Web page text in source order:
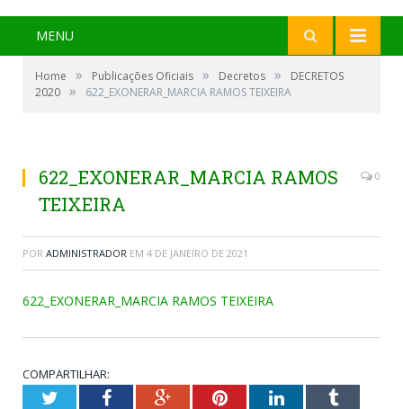
MENU
Home » Publicações Oficiais » Decretos »
DECRETOS
2020 » 622_EXONERAR_MARCIA RAMOS TEIXEIRA
622_EXONERAR_MARCIA RAMOS
TEIXEIRA
0
POR ADMINISTRADOR EM 4 DE JANEIRO DE 2021
622_EXONERAR_MARCIA RAMOS TEIXEIRA
COMPARTILHAR:
TwitterFacebookGoogle+PinterestLinkedInTumblr